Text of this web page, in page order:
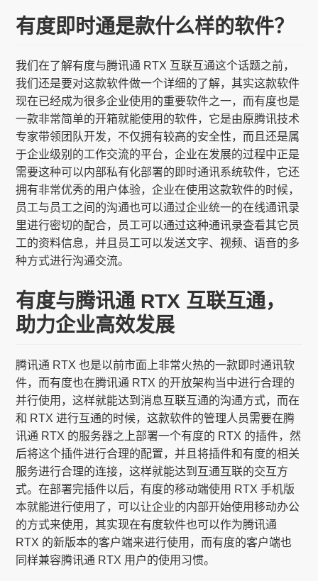
有度即时通是款什么样的软件？
我们在了解有度与腾讯通 RTX 互联互通这个话题之前，
我们还是要对这款软件做一个详细的了解，其实这款软件
现在已经成为很多企业使用的重要软件之一，而有度也是
一款非常简单的开箱就能使用的软件，它是由原腾讯技术
专家带领团队开发，不仅拥有较高的安全性，而且还是属
于企业级别的工作交流的平台，企业在发展的过程中正是
需要这种可以内部私有化部署的即时通讯系统软件，它还
拥有非常优秀的用户体验，企业在使用这款软件的时候，
员工与员工之间的沟通也可以通过企业统一的在线通讯录
里进行密切的配合，员工可以通过这种通讯录查看其它员
工的资料信息，并且员工可以发送文字、视频、语音的多
种方式进行沟通交流。
有度与腾讯通 RTX 互联互通，
助力企业高效发展
腾讯通 RTX 也是以前市面上非常火热的一款即时通讯软
件，而有度也在腾讯通 RTX 的开放架构当中进行合理的
并行使用，这样就能达到消息互联互通的沟通方式，而在
和 RTX 进行互通的时候，这款软件的管理人员需要在腾
讯通 RTX 的服务器之上部署一个有度的 RTX 的插件，然
后将这个插件进行合理的配置，并且将插件和有度的相关
服务进行合理的连接，这样就能达到互通互联的交互方
式。在部署完插件以后，有度的移动端使用 RTX 手机版
本就能进行使用了，可以让企业的内部开始使用移动办公
的方式来使用，其实现在有度软件也可以作为腾讯通
RTX 的新版本的客户端来进行使用，而有度的客户端也
同样兼容腾讯通 RTX 用户的使用习惯。